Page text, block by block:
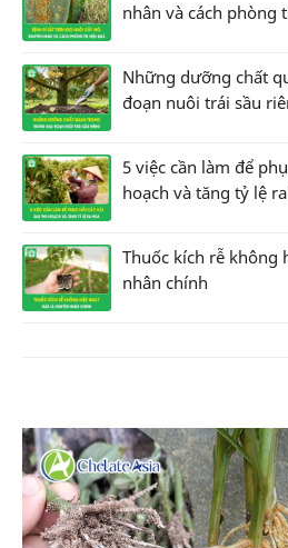
nhân và cách phòng
Những dưỡng chất
đoạn nuôi trái sầu
5 việc cần làm để
hoạch và tăng tỷ lệ
Thuốc kích rễ không
nhân chính